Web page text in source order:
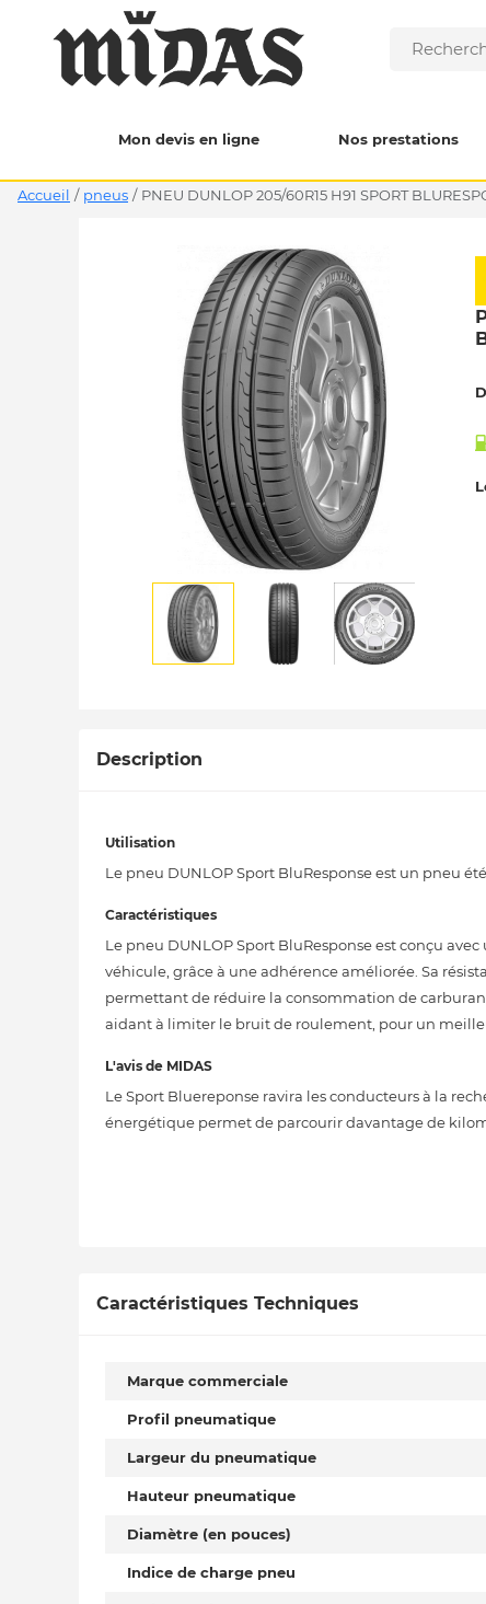
Mon devis en ligne Nos prestations
Accueil / pneus / PNEU DUNLOP 205/60R15 H91 SPORT
Description
Utilisation
Le pneu DUNLOP Sport BluResponse est un pneu
Caractéristiques
Le pneu DUNLOP Sport BluResponse est conçu
véhicule, grâce à une adhérence améliorée. Sa
permettant de réduire la consommation de
aidant à limiter le bruit de roulement, pour un
L'avis de MIDAS
Le Sport Bluereponse ravira les conducteurs à la
énergétique permet de parcourir davantage de
Caractéristiques Techniques
Marque commerciale
Profil pneumatique
Largeur du pneumatique
Hauteur pneumatique
Diamètre (en pouces)
Indice de charge pneu